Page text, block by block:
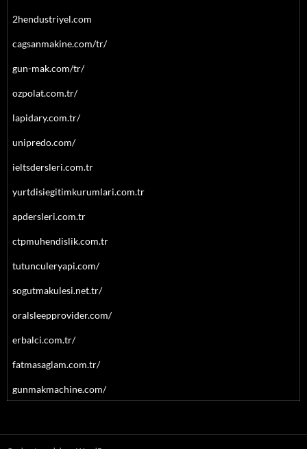
2hendustriyel.com
cagsanmakine.com/tr/
gun-mak.com/tr/
ozpolat.com.tr/
lapidary.com.tr/
unipredo.com/
ieltsdersleri.com.tr
yurtdisiegitimkurumlari.com.tr
apdersleri.com.tr
ctpmuhendislik.com.tr
tutunculeryapi.com/
sogutmakulesi.net.tr/
oralsleepprovider.com/
erbalci.com.tr/
fatmasaglam.com.tr/
gunmakmachine.com/